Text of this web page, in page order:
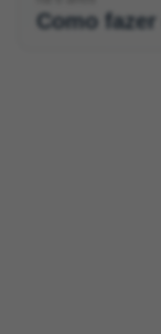
Como